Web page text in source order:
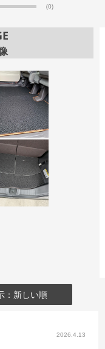
(0)
：新しい順
2026.4.13